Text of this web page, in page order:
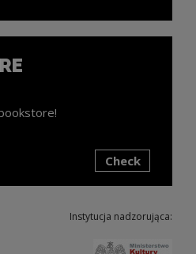
Check
Instytucja nadzorująca: